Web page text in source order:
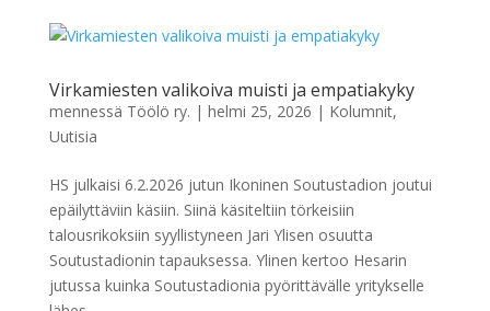
Virkamiesten valikoiva muisti ja empatiakyky
mennessä Töölö ry. | helmi 25, 2026 | Kolumnit,
Uutisia
HS julkaisi 6.2.2026 jutun Ikoninen Soutustadion joutui
epäilyttäviin käsiin. Siinä käsiteltiin törkeisiin
talousrikoksiin syyllistyneen Jari Ylisen osuutta
Soutustadionin tapauksessa. Ylinen kertoo Hesarin
jutussa kuinka Soutustadionia pyörittävälle yritykselle